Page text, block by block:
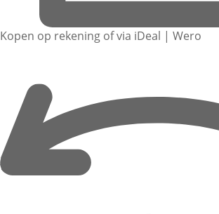
Kopen op rekening of via iDeal | Wero